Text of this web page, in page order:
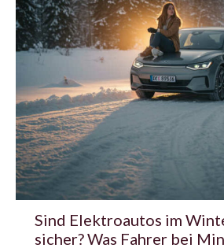
Sind Elektroautos im
sicher? Was Fahrer bei